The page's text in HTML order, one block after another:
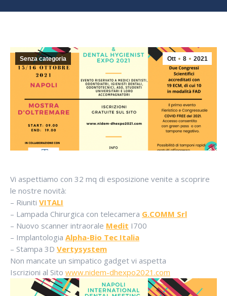
Ott 8 2021
Senza categoria
Vi aspettiamo con 32 mq di esposizione venite a scoprire
le nostre novità:
– Riuniti VITALI
– Lampada Chirurgica con telecamera G.COMM Srl
– Nuovo scanner intraorale Medit I700
– Implantologia Alpha-Bio Tec Italia
– Stampa 3D Vertysystem
Non mancate un simpatico gadget vi aspetta
Iscrizioni al Sito www.nidem-dhexpo2021.com